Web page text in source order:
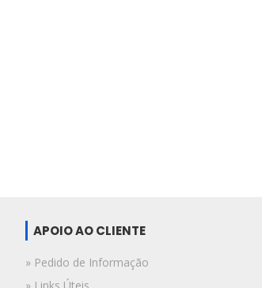
APOIO AO CLIENTE
» Pedido de Informação